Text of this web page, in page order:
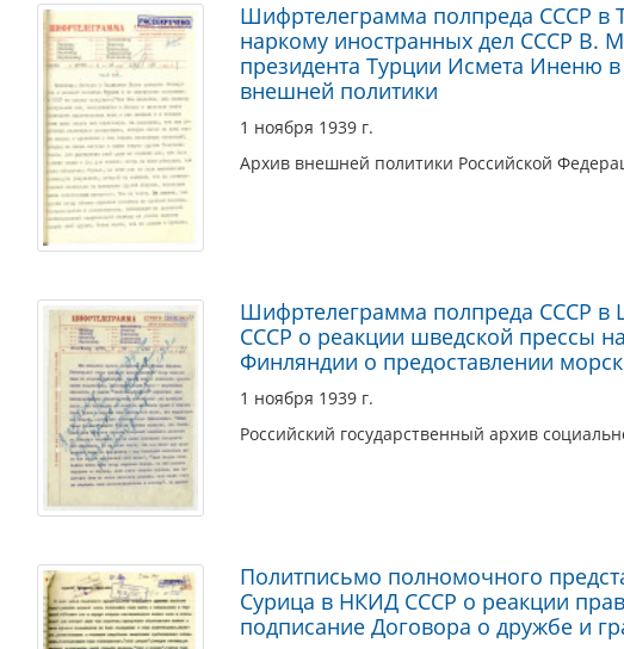
Шифртелеграмма полпреда СССР в
наркому иностранных дел СССР В.
президента Турции Исмета Иненю
внешней политики
1 ноября 1939 г.
Архив внешней политики Российской
Шифртелеграмма полпреда СССР
СССР о реакции шведской прессы
Финляндии о предоставлении
1 ноября 1939 г.
Российский государственный архив
Политписьмо полномочного
Сурица в НКИД СССР о реакции
подписание Договора о дружбе и